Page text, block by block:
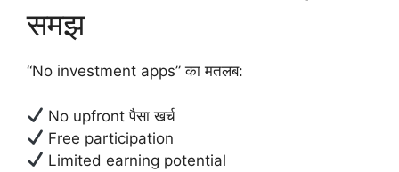
समझ
“No investment apps” का मतलब:
No upfront पैसा खर्च
Free participation
Limited earning potential